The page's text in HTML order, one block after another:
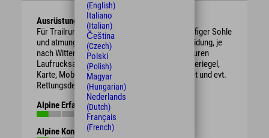
Ausrüstung
Für Trailrunning geeignete Laufschuhe mit griffiger Sohle
und atmungsaktive und wetterfeste Laufbekleidung, je
nach Witterung mehrschichtig. Für längere Touren
Laufrucksack mit ausreichend Wasser, Energieriegel,
Karte, Mobiltelefon, Stirnlampe, Erste-Hilfe-Set und evt.
Rettungsdecke.
Alpine Erfahrung
Alpine Kondition
(English)
Italiano
(Italian)
Čeština
(Czech)
Polski
(Polish)
Magyar
(Hungarian)
Nederlands
(Dutch)
Français
(French)